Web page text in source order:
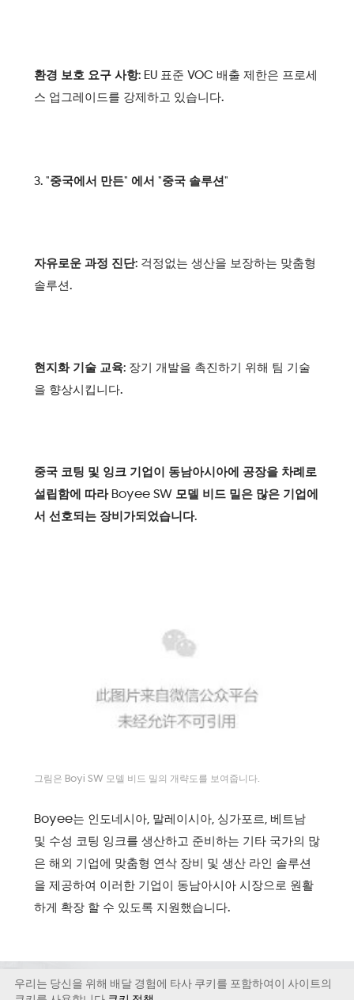
환경 보호 요구 사항: EU 표준 VOC 배출 제한은 프로세
스 업그레이드를 강제하고 있습니다.
3. "중국에서 만든" 에서 "중국 솔루션"
자유로운 과정 진단:걱정없는 생산을 보장하는 맞춤형
솔루션.
현지화 기술 교육: 장기 개발을 촉진하기 위해 팀 기술
을 향상시킵니다.
중국 코팅 및 잉크 기업이 동남아시아에 공장을 차례로
설립함에 따라 Boyee SW 모델 비드 밀은 많은 기업에
서 선호되는 장비가되었습니다.
그림은 Boyi SW 모델 비드 밀의 개략도를 보여줍니다.
Boyee는 인도네시아, 말레이시아, 싱가포르, 베트남
및 수성 코팅 잉크를 생산하고 준비하는 기타 국가의 많
은 해외 기업에 맞춤형 연삭 장비 및 생산 라인 솔루션
을 제공하여 이러한 기업이 동남아시아 시장으로 원활
하게 확장 할 수 있도록 지원했습니다.
저작권©저작권 2021 Boyee (심천) 산업 기술 유한 공사
우리는 당신을 위해 배달 경험에 타사 쿠키를 포함하여이 사이트의